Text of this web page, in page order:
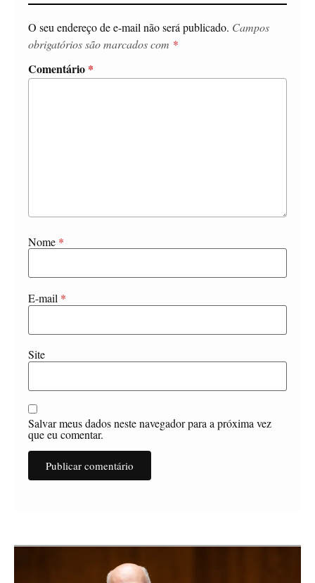
O seu endereço de e-mail não será publicado. Campos
obrigatórios são marcados com *
Comentário *
Nome *
E-mail *
Site
Salvar meus dados neste navegador para a próxima vez
que eu comentar.